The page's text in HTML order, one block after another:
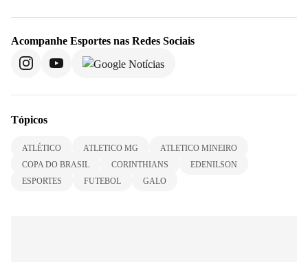
Acompanhe Esportes nas Redes Sociais
Tópicos
ATLÉTICO ATLETICO MG
ATLETICO MINEIRO
COPA DO BRASIL
CORINTHIANS
EDENILSON
ESPORTES
FUTEBOL GALO